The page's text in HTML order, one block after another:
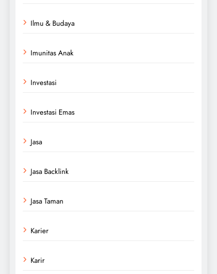
Ilmu & Budaya
Imunitas Anak
Investasi
Investasi Emas
Jasa
Jasa Backlink
Jasa Taman
Karier
Karir